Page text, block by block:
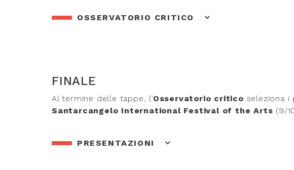
OSSERVATORIO CRITICO
FINALE
Al termine delle tappe, l’Osservatorio critico seleziona i
Santarcangelo International Festival of the Arts (9/
PRESENTAZIONI